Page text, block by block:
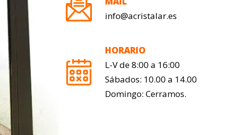
info@acristalar.es
HORARIO
L-V de 8:00 a 16:00
Sábados: 10.00 a 14.00
Domingo: Cerramos.